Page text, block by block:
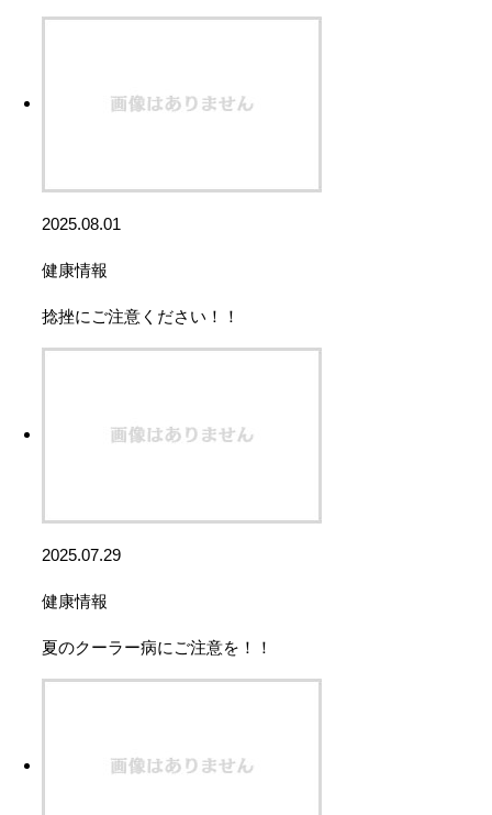
2025.08.01
健康情報
捻挫にご注意ください！！
2025.07.29
健康情報
夏のクーラー病にご注意を！！